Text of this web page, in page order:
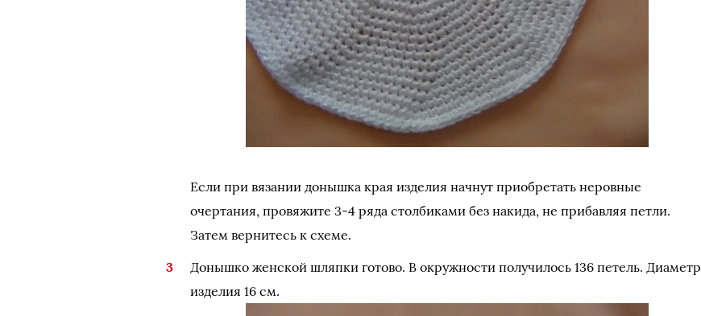
Если при вязании донышка края изделия начнут приобретать неровные
очертания, провяжите 3-4 ряда столбиками без накида, не прибавляя петли.
Затем вернитесь к схеме.
Донышко женской шляпки готово. В окружности получилось 136 петель. Диаметр
изделия 16 см.